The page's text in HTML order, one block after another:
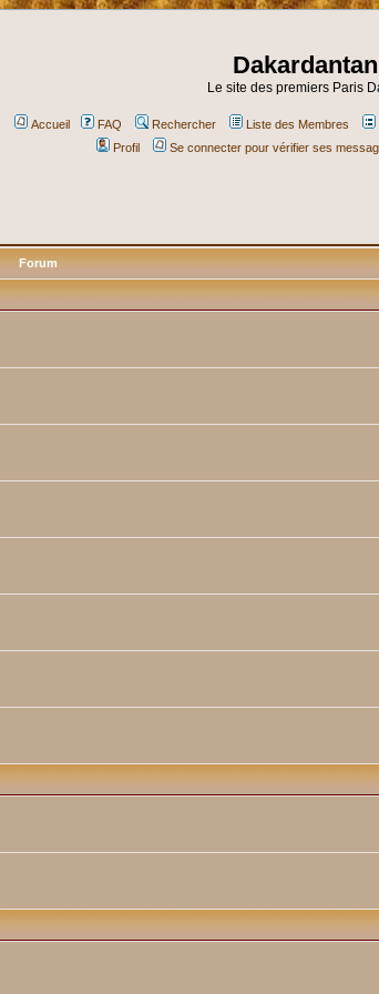
Dakardantan
Le site des premiers Paris
Accueil FAQ Rechercher Liste des Membres
Profil
Se connecter pour vérifier ses
Forum